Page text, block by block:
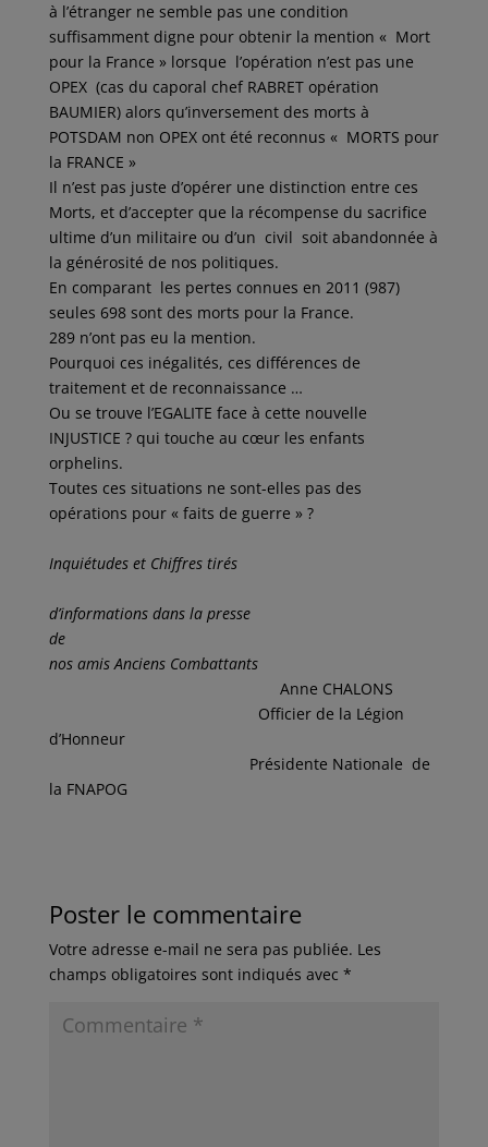
à l’étranger ne semble pas une condition
suffisamment digne pour obtenir la mention « Mort
pour la France » lorsque l’opération n’est pas une
OPEX (cas du caporal chef RABRET opération
BAUMIER) alors qu’inversement des morts à
POTSDAM non OPEX ont été reconnus « MORTS pour
la FRANCE »
Il n’est pas juste d’opérer une distinction entre ces
Morts, et d’accepter que la récompense du sacrifice
ultime d’un militaire ou d’un civil soit abandonnée à
la générosité de nos politiques.
En comparant les pertes connues en 2011 (987)
seules 698 sont des morts pour la France.
289 n’ont pas eu la mention.
Pourquoi ces inégalités, ces différences de
traitement et de reconnaissance …
Ou se trouve l’EGALITE face à cette nouvelle
INJUSTICE ? qui touche au cœur les enfants
orphelins.
Toutes ces situations ne sont-elles pas des
opérations pour « faits de guerre » ?
Inquiétudes et Chiffres tirés
d’informations dans la presse
de
nos amis Anciens Combattants
Anne CHALONS
Officier de la Légion
d’Honneur
Présidente Nationale de
la FNAPOG
Poster le commentaire
Votre adresse e-mail ne sera pas publiée. Les
champs obligatoires sont indiqués avec *